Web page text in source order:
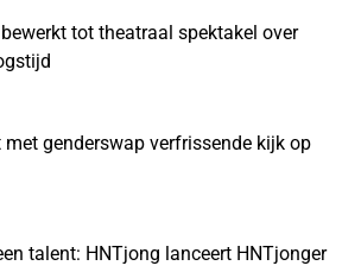
tot theatraal spektakel over
genderswap verfrissende kijk op
talent: HNTjong lanceert HNTjonger